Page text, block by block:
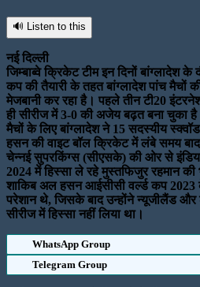
🔊 Listen to this
नई दिल्ली
जिम्बाब्वे क्रिकेट टीम इन दिनों बांग्लादेश के
कप की तैयारी के तहत बांग्लादेश पांच मैचों
मेजबानी कर रहा है। पहले तीन टी20
ही सीरीज में 3-0 की अजेय बढ़त बना चुका
मैचों के लिए बांग्लादेश ने 15 सदस्यीय
हसन की वाइट बॉल क्रिकेट में लंबे समय बाद
चेन्नई सुपरकिंग्स (सीएसके) की ओर से
2024 में हिस्सा ले रहे मुस्तफिजुर रहमान की
शाकिब अल हसन आईसीसी वर्ल्ड कप
परेशान थे, जिसके बाद उन्होंने न्यूजीलैंड
सीरीज में हिस्सा नहीं लिया था।
WhatsApp Group
Telegram Group